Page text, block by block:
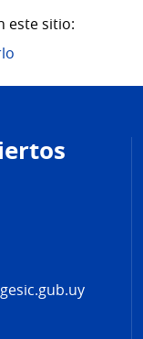
este sitio: